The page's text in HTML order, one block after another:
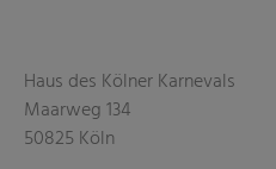
Haus des Kölner Karnevals
Maarweg 134
50825 Köln